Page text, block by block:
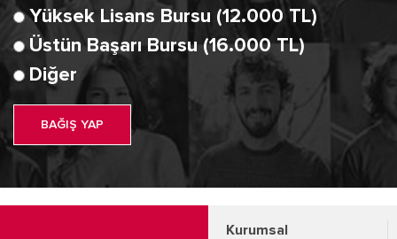
Yüksek Lisans Bursu (12.000 TL)
Üstün Başarı Bursu (16.000 TL)
Diğer
BAĞIŞ YAP
Kurumsal